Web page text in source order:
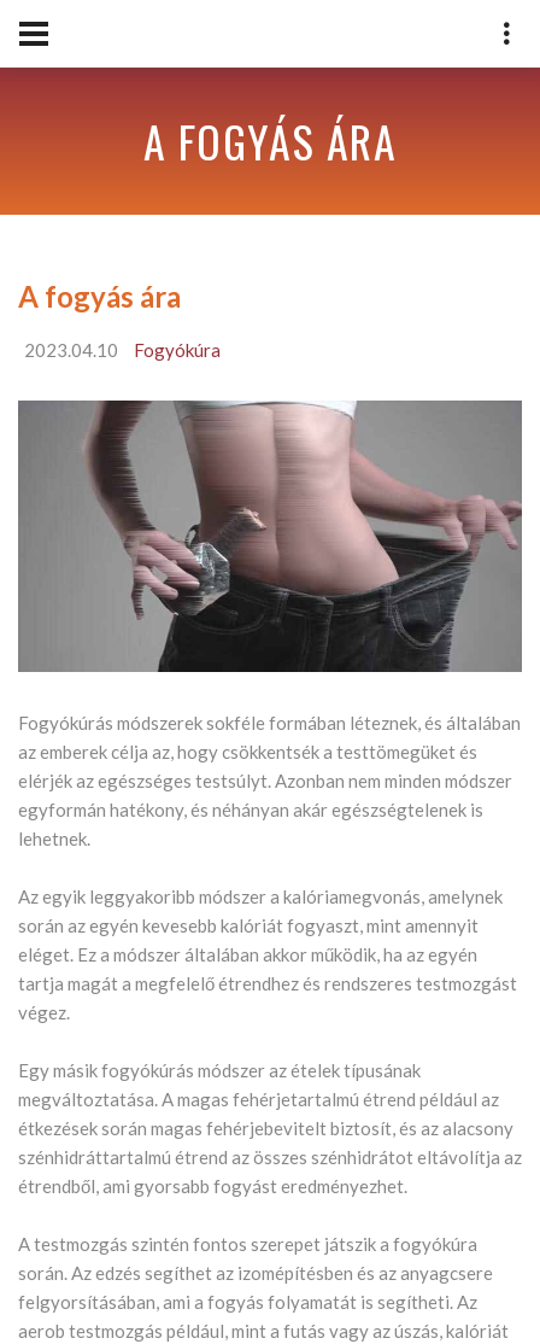
A FOGYÁS ÁRA
A fogyás ára
2023.04.10 Fogyókúra
Fogyókúrás módszerek sokféle formában léteznek, és általában
az emberek célja az, hogy csökkentsék a testtömegüket és
elérjék az egészséges testsúlyt. Azonban nem minden módszer
egyformán hatékony, és néhányan akár egészségtelenek is
lehetnek.
Az egyik leggyakoribb módszer a kalóriamegvonás, amelynek
során az egyén kevesebb kalóriát fogyaszt, mint amennyit
eléget. Ez a módszer általában akkor működik, ha az egyén
tartja magát a megfelelő étrendhez és rendszeres testmozgást
végez.
Egy másik fogyókúrás módszer az ételek típusának
megváltoztatása. A magas fehérjetartalmú étrend például az
étkezések során magas fehérjebevitelt biztosít, és az alacsony
szénhidráttartalmú étrend az összes szénhidrátot eltávolítja az
étrendből, ami gyorsabb fogyást eredményezhet.
A testmozgás szintén fontos szerepet játszik a fogyókúra
során. Az edzés segíthet az izomépítésben és az anyagcsere
felgyorsításában, ami a fogyás folyamatát is segítheti. Az
aerob testmozgás például, mint a futás vagy az úszás, kalóriát